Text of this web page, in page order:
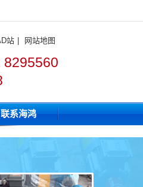
站 网站地图
8295560
联系海鸿